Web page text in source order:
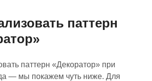
паттерн
паттерн «Декоратор» при
а — мы покажем чуть ниже. Для